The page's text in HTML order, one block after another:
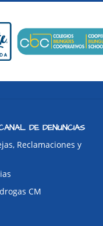
DE DENUNCIAS
Reclamaciones y
CM